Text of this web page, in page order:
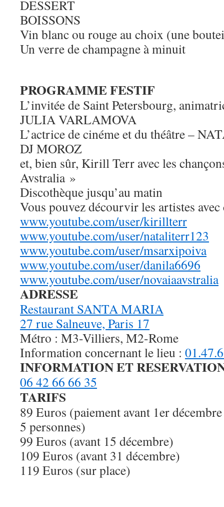
DESSERT
BOISSONS
Vin blanc ou rouge au choix (une
Un verre de champagne à minuit
PROGRAMME FESTIF
L’invitée de Saint Petersbourg,
JULIA VARLAMOVA
L’actrice de cinéme et du théâtre –
DJ MOROZ
et, bien sûr, Kirill Terr avec les
Avstralia »
Discothèque jusqu’au matin
Vous pouvez décourvir les artistes avec
www.youtube.com/user/kirillterr
www.youtube.com/user/nataliterr123
www.youtube.com/user/msarxipoiva
www.youtube.com/user/danila6696
www.youtube.com/user/novaiaavstralia
ADRESSE
Restaurant SANTA MARIA
27 rue Salneuve, Paris 17
Métro : M3-Villiers, M2-Rome
Information concernant le lieu :
INFORMATION ET
06 42 66 66 35
TARIFS
89 Euros (paiement avant 1er
5 personnes)
99 Euros (avant 15 décembre)
109 Euros (avant 31 décembre)
119 Euros (sur place)